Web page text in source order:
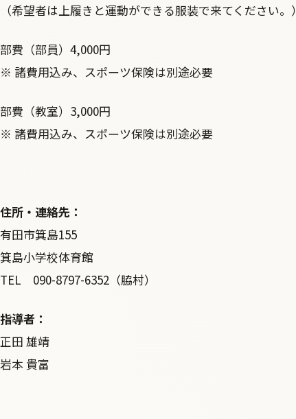
（希望者は上履きと運動ができる服装で来てください。）
部費（部員）4,000円
※ 諸費用込み、スポーツ保険は別途必要
部費（教室）3,000円
※ 諸費用込み、スポーツ保険は別途必要
住所・連絡先：
有田市箕島155
箕島小学校体育館
TEL 090-8797-6352（脇村）
指導者：
正田 雄靖
岩本 貴富